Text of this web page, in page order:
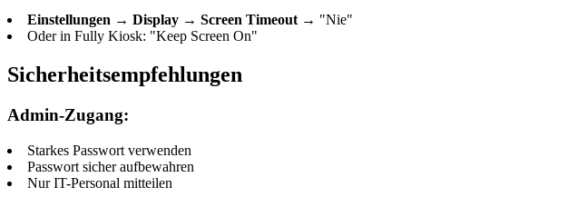
Einstellungen → Display → Screen Timeout → "Nie"
Oder in Fully Kiosk: "Keep Screen On"
Sicherheitsempfehlungen
Admin-Zugang:
Starkes Passwort verwenden
Passwort sicher aufbewahren
Nur IT-Personal mitteilen